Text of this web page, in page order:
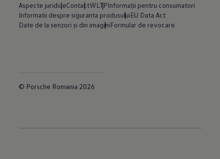
Aspecte juridiceContactWLTPInformații pentru consumatori
Informatii despre siguranta produsuluiEU Data Act
Date de la senzori și din imaginiFormular de revocare
© Porsche Romania 2026